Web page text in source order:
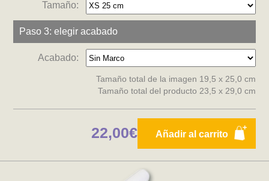
Tamaño:
Paso 3: elegir acabado
Acabado:
Tamaño total de la imagen 19,5 x 25,0 cm
Tamaño total del producto 23,5 x 29,0 cm
Añadir al carrito
22,00€